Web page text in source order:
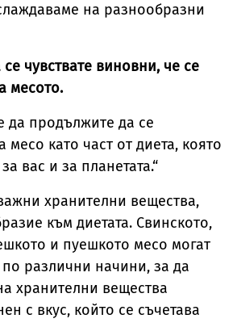
на разнообразни
чувствате виновни, че се
месото.
да продължите да се
месо като част от диета, която
вас и за планетата.“
хранителни вещества,
към диетата. Свинското,
и пуешкото месо могат
по различни начини, за да
хранителни вещества
с вкус, който се съчетава